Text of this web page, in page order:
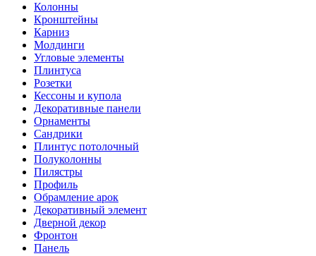
Колонны
Кронштейны
Карниз
Молдинги
Угловые элементы
Плинтуса
Розетки
Кессоны и купола
Декоративные панели
Орнаменты
Сандрики
Плинтус потолочный
Полуколонны
Пилястры
Профиль
Обрамление арок
Декоративный элемент
Дверной декор
Фронтон
Панель